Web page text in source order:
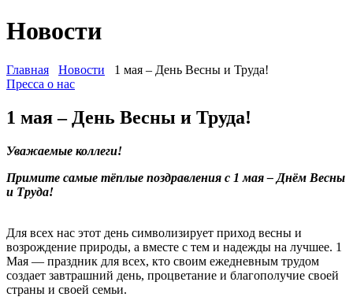
Новости
Главная Новости 1 мая – День Весны и Труда!
Пресса о нас
1 мая – День Весны и Труда!
Уважаемые коллеги!
Примите самые тёплые поздравления с 1 мая – Днём Весны
и Труда!
Для всех нас этот день символизирует приход весны и
возрождение природы, а вместе с тем и надежды на лучшее. 1
Мая — праздник для всех, кто своим ежедневным трудом
создает завтрашний день, процветание и благополучие своей
страны и своей семьи.